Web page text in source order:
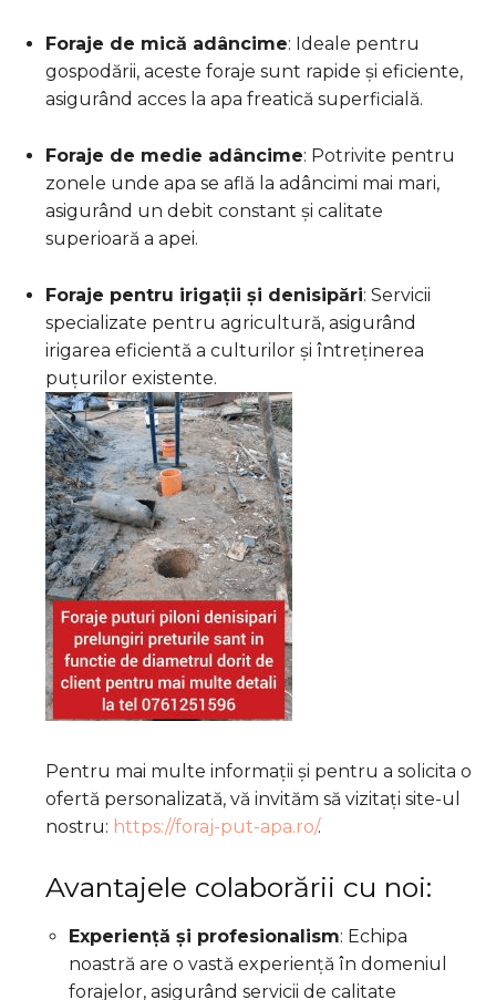
Foraje de mică adâncime: Ideale pentru
gospodării, aceste foraje sunt rapide și eficiente,
asigurând acces la apa freatică superficială.
Foraje de medie adâncime: Potrivite pentru
zonele unde apa se află la adâncimi mai mari,
asigurând un debit constant și calitate
superioară a apei.
Foraje pentru irigații și denisipări: Servicii
specializate pentru agricultură, asigurând
irigarea eficientă a culturilor și întreținerea
puțurilor existente.
Pentru mai multe informații și pentru a solicita o
ofertă personalizată, vă invităm să vizitați site-ul
nostru: https://foraj-put-apa.ro/.
Avantajele colaborării cu noi:
Experiență și profesionalism: Echipa
noastră are o vastă experiență în domeniul
forajelor, asigurând servicii de calitate